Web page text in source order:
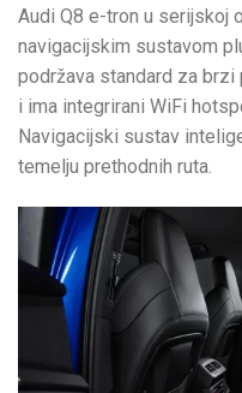
Audi Q8 e-tron u serijskoj
navigacijskim sustavom
podržava standard za brzi
i ima integrirani WiFi
Navigacijski sustav
temelju prethodnih ruta.